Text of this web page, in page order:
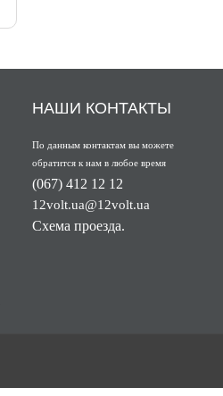
НАШИ КОНТАКТЫ
По данным контактам вы можете
обратится к нам в любое время
(067) 412 12 12
12volt.ua@12volt.ua
Схема проезда.